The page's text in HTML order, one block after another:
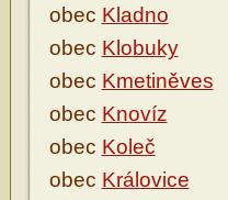
obec Kladno
obec Klobuky
obec Kmetiněves
obec Knovíz
obec Koleč
obec Královice